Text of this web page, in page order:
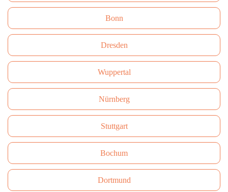
Bonn
Dresden
Wuppertal
Nürnberg
Stuttgart
Bochum
Dortmund